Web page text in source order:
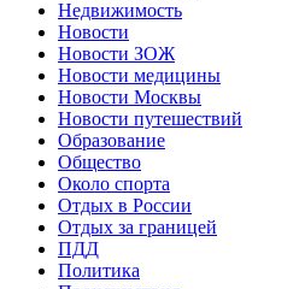
Недвижимость
Новости
Новости ЗОЖ
Новости медицины
Новости Москвы
Новости путешествий
Образование
Общество
Около спорта
Отдых в России
Отдых за границей
ПДД
Политика